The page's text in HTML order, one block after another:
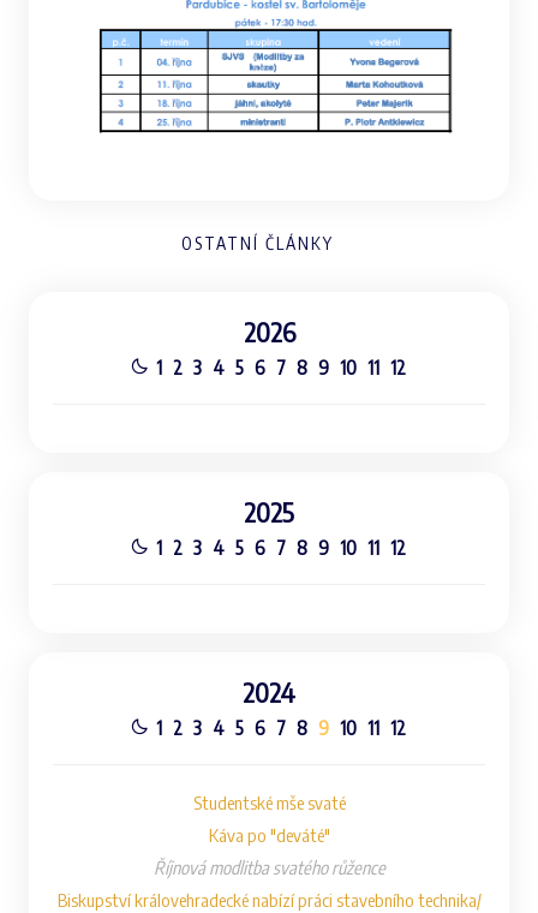
OSTATNÍ ČLÁNKY
2026
1 2 3 4 5 6 7 8 9 10 11 12
2025
1 2 3 4 5 6 7 8 9 10 11 12
2024
1 2 3 4 5 6 7 8 9 10 11 12
Studentské mše svaté
Káva po "deváté"
Říjnová modlitba svatého růžence
Biskupství královehradecké nabízí práci stavebního technika/